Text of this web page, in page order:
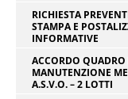
RICHIESTA
STAMPA E
INFORMATIVE
ACCORDO QUADRO
MANUTENZIONE
A.S.V.O. – 2 LOTTI